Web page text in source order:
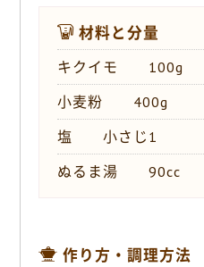
材料と分量
キクイモ 100g
小麦粉 400g
塩 小さじ1
ぬるま湯 90cc
作り方・調理方法